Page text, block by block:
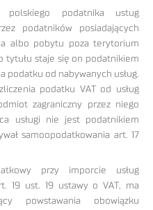
podatnika ustug
podatników posiadających
albo pobytu poza terytorium
tytułu staje się on podatnikiem
podatku od nabywanych usług.
podatku VAT od usług
zagraniczny przez niego
usługi nie jest podatnikiem
samoopodatkowania art. 17
przy imporcie usług
19 ust. 19 ustawy o VAT, ma
powstawania obowiązku